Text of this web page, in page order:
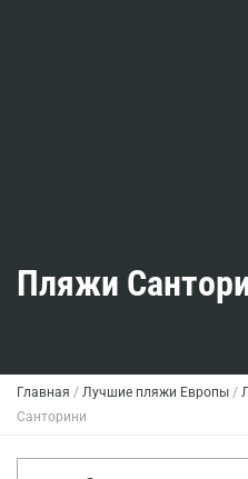
Пляжи
Главная / Лучшие пляжи Европы /
Санторини